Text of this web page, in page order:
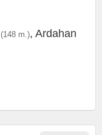
(148 m.), Ardahan